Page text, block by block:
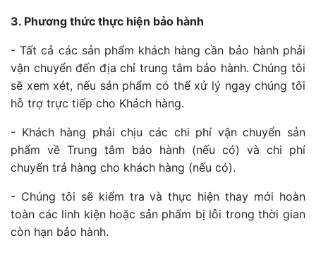
3. Phương thức thực hiện bảo hành
- Tất cả các sản phẩm khách hàng cần bảo hành phải
vận chuyển đến địa chỉ trung tâm bảo hành. Chúng tôi
sẽ xem xét, nếu sản phẩm có thể xử lý ngay chúng tôi
hỗ trợ trực tiếp cho Khách hàng.
- Khách hàng phải chịu các chi phí vận chuyển sản
phẩm về Trung tâm bảo hành (nếu có) và chi phí
chuyển trả hàng cho khách hàng (nếu có).
- Chúng tôi sẽ kiểm tra và thực hiện thay mới hoàn
toàn các linh kiện hoặc sản phẩm bị lỗi trong thời gian
còn hạn bảo hành.